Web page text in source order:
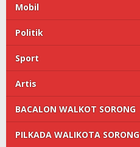
Mobil
Politik
Sport
Artis
BACALON WALKOT SORONG
PILKADA WALIKOTA SORONG